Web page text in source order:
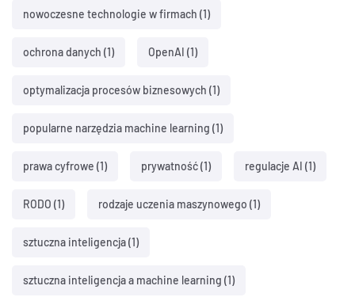
nowoczesne technologie w firmach (1)
ochrona danych (1) OpenAI (1)
optymalizacja procesów biznesowych (1)
popularne narzędzia machine learning (1)
prawa cyfrowe (1) prywatność(1) regulacje AI (1)
RODO (1) rodzaje uczenia maszynowego (1)
sztuczna inteligencja(1)
sztuczna inteligencja a machine learning (1)